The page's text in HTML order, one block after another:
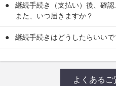
継続手続き（支払い）後、確
また、いつ届きますか？
継続手続きはどうしたらいいで
よくあるご